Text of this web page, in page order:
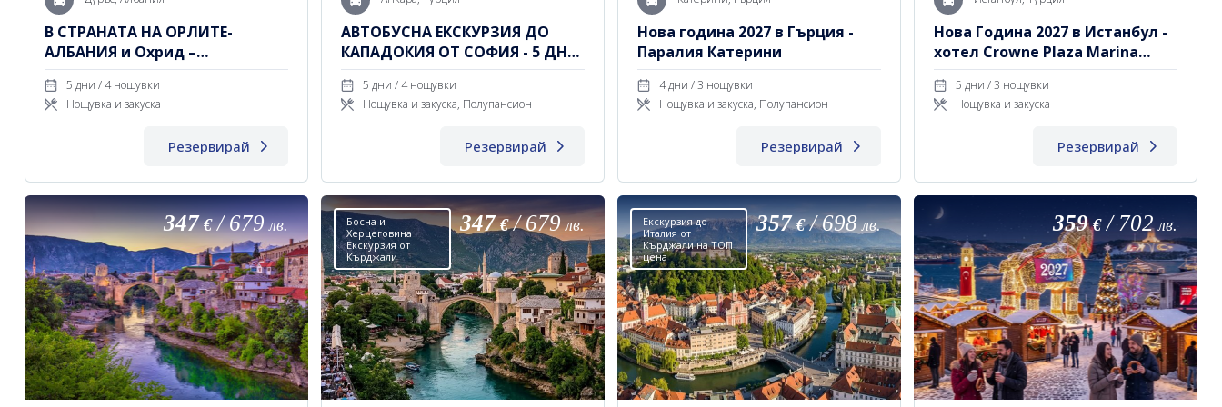
В СТРАНАТА НА ОРЛИТЕ-
АЛБАНИЯ и Охрид –
Македонска приказка
5 дни / 4 нощувки
Нощувка и закуска
Резервирай
АВТОБУСНА ЕКСКУРЗИЯ ДО
КАПАДОКИЯ ОТ СОФИЯ - 5 ДНИ
/ 4 НОЩУВКИ
5 дни / 4 нощувки
Нощувка и закуска, Полупансион
Резервирай
Нова година 2027 в Гърция -
Паралия Катерини
4 дни / 3 нощувки
Нощувка и закуска, Полупансион
Резервирай
Нова Година 2027 в Истанбул -
хотел Crowne Plaza Marina
Tuzla 5*
5 дни / 3 нощувки
Нощувка и закуска
Резервирай
347 €/679 лв.
Босна и
Херцеговина
Екскурзия от
Кърджали
347 €/679 лв.
Екскурзия до
Италия от
Кърджали на ТОП
цена
357 €/698 лв. 359 €/702 лв.